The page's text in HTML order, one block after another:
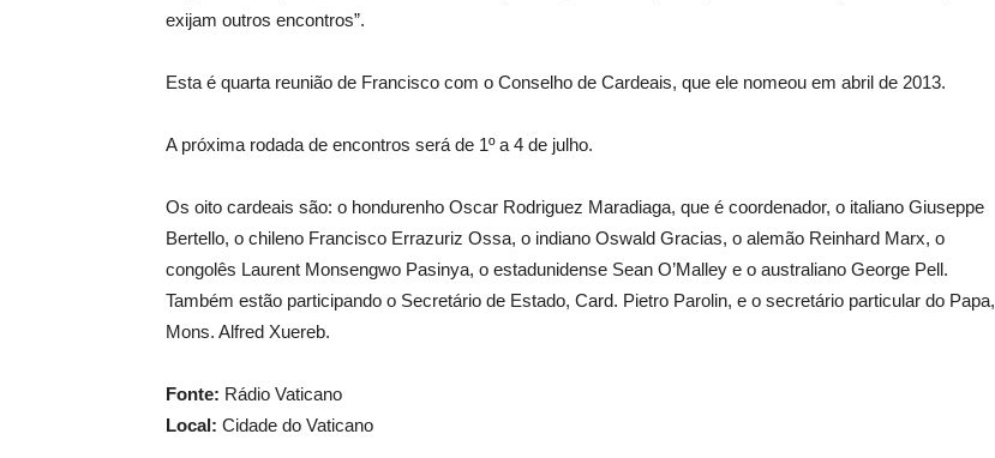
exijam outros encontros”.
Esta é quarta reunião de Francisco com o Conselho de Cardeais, que ele nomeou em abril de 2013.
A próxima rodada de encontros será de 1º a 4 de julho.
Os oito cardeais são: o hondurenho Oscar Rodriguez Maradiaga, que é coordenador, o italiano Giuseppe
Bertello, o chileno Francisco Errazuriz Ossa, o indiano Oswald Gracias, o alemão Reinhard Marx, o
congolês Laurent Monsengwo Pasinya, o estadunidense Sean O’Malley e o australiano George Pell.
Também estão participando o Secretário de Estado, Card. Pietro Parolin, e o secretário particular do Papa,
Mons. Alfred Xuereb.
Fonte: Rádio Vaticano
Local: Cidade do Vaticano